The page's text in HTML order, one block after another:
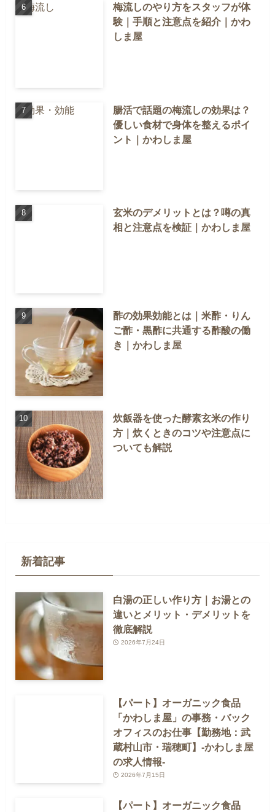
梅流しのやり方をスタッフが体
験｜手順と注意点を紹介｜かわ
しま屋
腸活で話題の梅流しの効果は？
優しい食材で身体を整えるポイ
ント｜かわしま屋
玄米のデメリットとは？噂の真
相と注意点を検証｜かわしま屋
酢の効果効能とは｜米酢・りん
ご酢・黒酢に共通する酢酸の働
き｜かわしま屋
炊飯器を使った酵素玄米の作り
方｜炊くときのコツや注意点に
ついても解説
新着記事
白湯の正しい作り方｜お湯との
違いとメリット・デメリットを
徹底解説
2026年7月24日
【パート】オーガニック食品
「かわしま屋」の事務・バック
オフィスのお仕事【勤務地：武
蔵村山市・瑞穂町】-かわしま屋
の求人情報-
2026年7月15日
【パート】オーガニック食品